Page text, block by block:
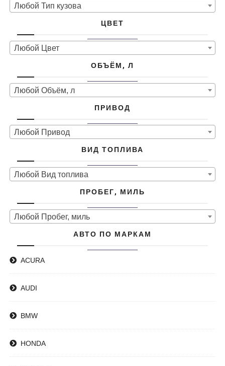
Любой Тип кузова
ЦВЕТ
Любой Цвет
ОБЪЁМ, Л
Любой Объём, л
ПРИВОД
Любой Привод
ВИД ТОПЛИВА
Любой Вид топлива
ПРОБЕГ, МИЛЬ
Любой Пробег, миль
АВТО ПО МАРКАМ
ACURA
AUDI
BMW
HONDA